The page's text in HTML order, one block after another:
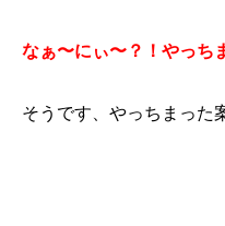
なぁ〜にぃ〜？！やっち
そうです、やっちまった